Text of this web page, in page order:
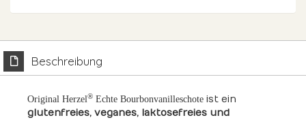
Beschreibung
Original Herzel® Echte Bourbonvanilleschote ist ein
glutenfreies, veganes, laktosefreies und